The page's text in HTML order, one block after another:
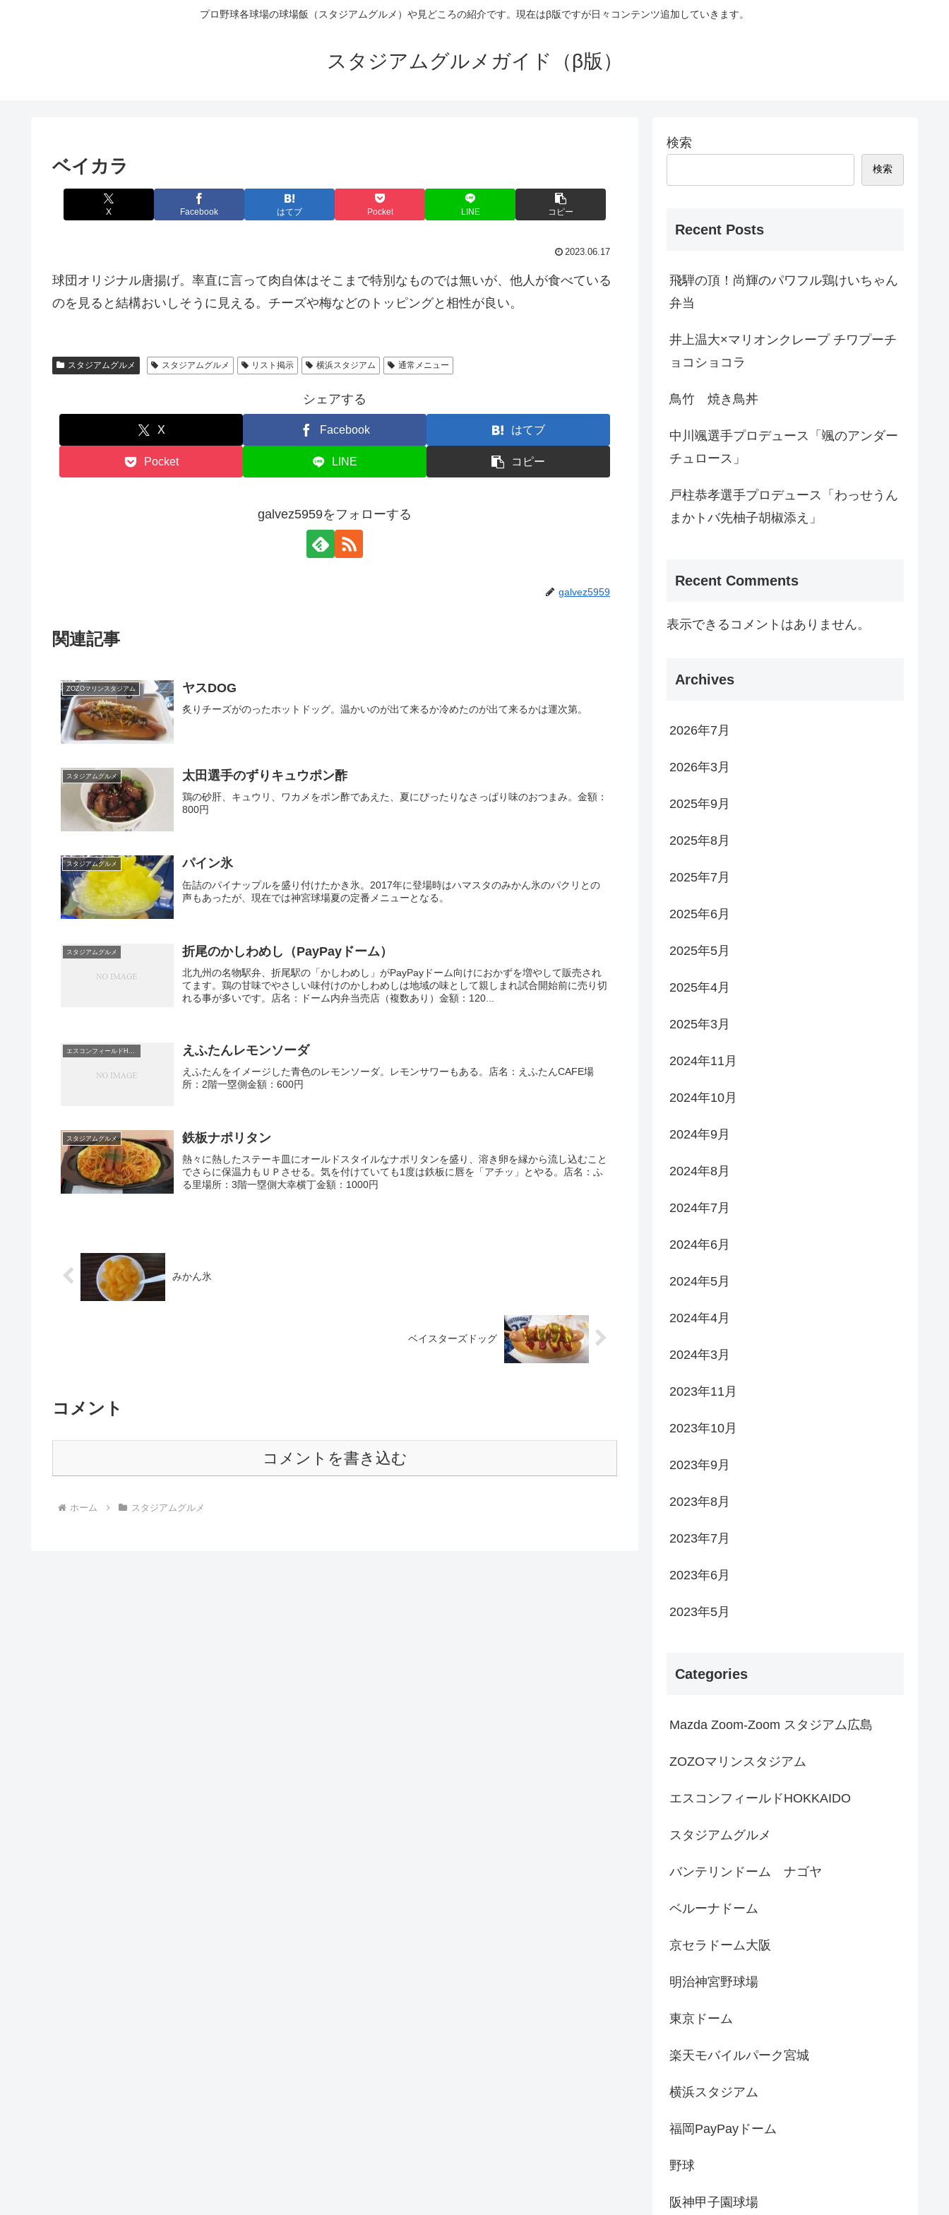
プロ野球各球場の球場飯（スタジアムグルメ）や見どころの紹介です。現在はβ版ですが日々コンテンツ追加していきます。
スタジアムグルメガイド（β版）
ベイカラ
X Facebook はてブ Pocket LINE コピー
2023.06.17
球団オリジナル唐揚げ。率直に言って肉自体はそこまで特別なものでは無いが、他人が食べている
のを見ると結構おいしそうに見える。チーズや梅などのトッピングと相性が良い。
スタジアムグルメ スタジアムグルメ リスト掲示 横浜スタジアム 通常メニュー
シェアする
X Facebook はてブ
Pocket LINE コピー
galvez5959をフォローする
galvez5959
関連記事
ZOZOマリンスタジアム ヤスDOG
炙りチーズがのったホットドッグ。温かいのが出て来るか冷めたのが出て来るかは運次第。
スタジアムグルメ 太田選手のずりキュウポン酢
鶏の砂肝、キュウリ、ワカメをポン酢であえた、夏にぴったりなさっぱり味のおつまみ。金額：
800円
スタジアムグルメ パイン氷
缶詰のパイナップルを盛り付けたかき氷。2017年に登場時はハマスタのみかん氷のパクリとの
声もあったが、現在では神宮球場夏の定番メニューとなる。
スタジアムグルメ 折尾のかしわめし（PayPayドーム）
北九州の名物駅弁、折尾駅の「かしわめし」がPayPayドーム向けにおかずを増やして販売され
てます。鶏の甘味でやさしい味付けのかしわめしは地域の味として親しまれ試合開始前に売り切
れる事が多いです。店名：ドーム内弁当売店（複数あり）金額：120...
エスコンフィールドHOKKAIDO えふたんレモンソーダ
えふたんをイメージした青色のレモンソーダ。レモンサワーもある。店名：えふたんCAFE場
所：2階一塁側金額：600円
スタジアムグルメ 鉄板ナポリタン
熱々に熱したステーキ皿にオールドスタイルなナポリタンを盛り、溶き卵を縁から流し込むこと
でさらに保温力もＵＰさせる。気を付けていても1度は鉄板に唇を「アチッ」とやる。店名：ふ
る里場所：3階一塁側大幸横丁金額：1000円
みかん氷
ベイスターズドッグ
コメント
コメントを書き込む
ホーム スタジアムグルメ
検索
検索
Recent Posts
飛騨の頂！尚輝のパワフル鶏けいちゃん
弁当
井上温大×マリオンクレープ チワプーチ
ョコショコラ
鳥竹 焼き鳥丼
中川颯選手プロデュース「颯のアンダー
チュロース」
戸柱恭孝選手プロデュース「わっせうん
まかトバ先柚子胡椒添え」
Recent Comments
表示できるコメントはありません。
Archives
2026年7月
2026年3月
2025年9月
2025年8月
2025年7月
2025年6月
2025年5月
2025年4月
2025年3月
2024年11月
2024年10月
2024年9月
2024年8月
2024年7月
2024年6月
2024年5月
2024年4月
2024年3月
2023年11月
2023年10月
2023年9月
2023年8月
2023年7月
2023年6月
2023年5月
Categories
Mazda Zoom-Zoom スタジアム広島
ZOZOマリンスタジアム
エスコンフィールドHOKKAIDO
スタジアムグルメ
バンテリンドーム ナゴヤ
ベルーナドーム
京セラドーム大阪
明治神宮野球場
東京ドーム
楽天モバイルパーク宮城
横浜スタジアム
福岡PayPayドーム
野球
阪神甲子園球場